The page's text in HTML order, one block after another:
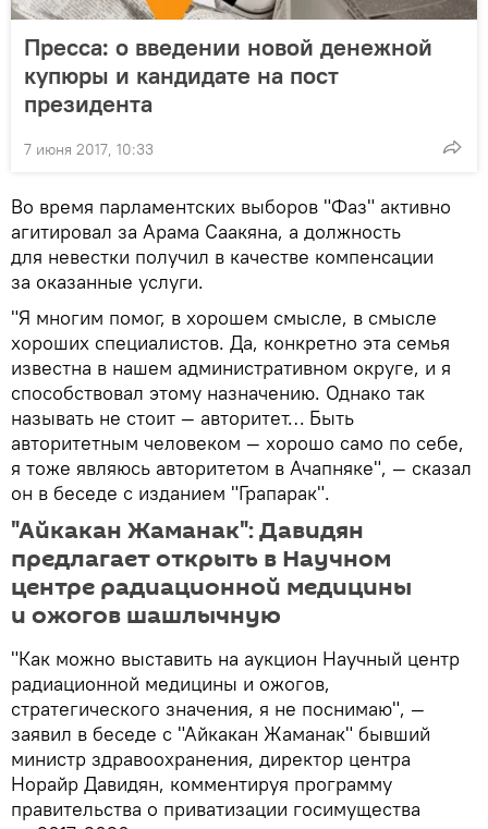
Пресса: о введении новой денежной
купюры и кандидате на пост
президента
7 июня 2017, 10:33
Во время парламентских выборов "Фаз" активно
агитировал за Арама Саакяна, а должность
для невестки получил в качестве компенсации
за оказанные услуги.
"Я многим помог, в хорошем смысле, в смысле
хороших специалистов. Да, конкретно эта семья
известна в нашем административном округе, и я
способствовал этому назначению. Однако так
называть не стоит — авторитет… Быть
авторитетным человеком — хорошо само по себе,
я тоже являюсь авторитетом в Ачапняке", — сказал
он в беседе с изданием "Грапарак".
"Айкакан Жаманак": Давидян
предлагает открыть в Научном
центре радиационной медицины
и ожогов шашлычную
"Как можно выставить на аукцион Научный центр
радиационной медицины и ожогов,
стратегического значения, я не поснимаю", —
заявил в беседе с "Айкакан Жаманак" бывший
министр здравоохранения, директор центра
Норайр Давидян, комментируя программу
правительства о приватизации госимущества